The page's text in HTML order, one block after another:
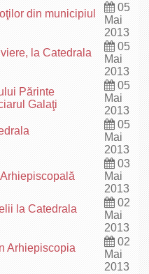
din municipiul
05
Mai
2013
la Catedrala
05
Mai
2013
Părinte
Galaţi
05
Mai
2013
05
Mai
2013
03
Mai
2013
la Catedrala
02
Mai
2013
Arhiepiscopia
02
Mai
2013